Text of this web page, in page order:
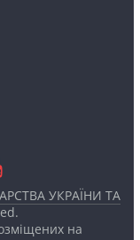
УКРАЇНИ ТА
на